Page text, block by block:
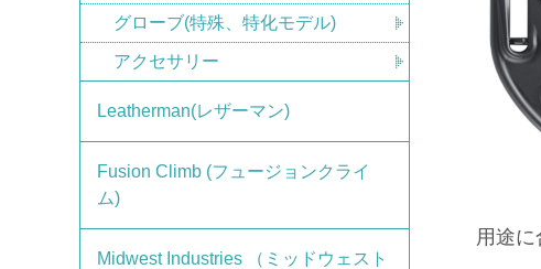
用途に
グローブ(特殊、特化モデル)
アクセサリー
Leatherman(レザーマン)
Fusion Climb (フュージョンクライ
ム)
Midwest Industries （ミッドウェスト